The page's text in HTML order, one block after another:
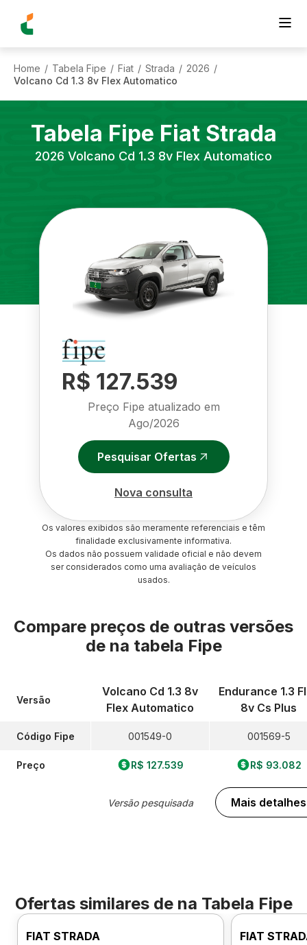
Home / Tabela Fipe / Fiat / Strada / 2026 /
Volcano Cd 1.3 8v Flex Automatico
Tabela Fipe Fiat Strada
2026 Volcano Cd 1.3 8v Flex Automatico
R$ 127.539
Preço Fipe atualizado em
Ago/2026
Pesquisar Ofertas
Nova consulta
Os valores exibidos são meramente referenciais e têm
finalidade exclusivamente informativa.
Os dados não possuem validade oficial e não devem
ser considerados como uma avaliação de veículos
usados.
Compare preços de outras versões
de na tabela Fipe
Versão
Código Fipe
Preço
Volcano Cd 1.3 8v
Flex Automatico
001549-0
R$ 127.539
Versão pesquisada
Endurance 1.3
8v Cs Plus
001569-5
R$ 93.082
Mais detalhes
Ofertas similares de na Tabela Fipe
FIAT STRADA FIAT